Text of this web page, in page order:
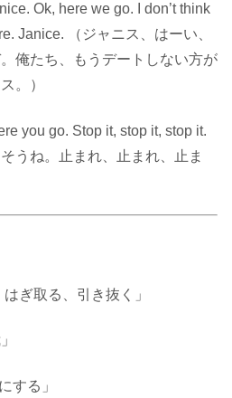
Ok, here we go. I don’t think
Janice. （ジャニス、はーい、
俺たち、もうデートしない方が
。）
you go. Stop it, stop it, stop it.
うね。止まれ、止まれ、止ま
取る、引き抜く」
する」